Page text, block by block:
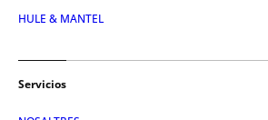
HULE & MANTEL
Servicios